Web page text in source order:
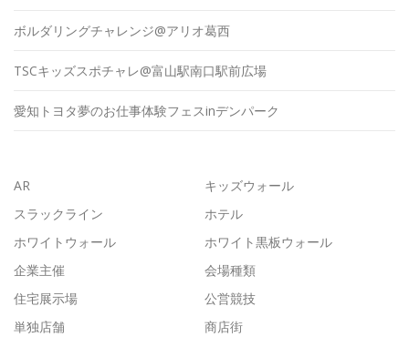
ボルダリングチャレンジ@アリオ葛西
TSCキッズスポチャレ@富山駅南口駅前広場
愛知トヨタ夢のお仕事体験フェスinデンパーク
AR
キッズウォール
スラックライン
ホテル
ホワイトウォール
ホワイト黒板ウォール
企業主催
会場種類
住宅展示場
公営競技
単独店舗
商店街